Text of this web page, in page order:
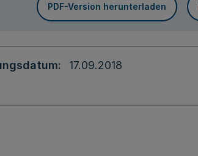
PDF-Version herunterladen
17.09.2018